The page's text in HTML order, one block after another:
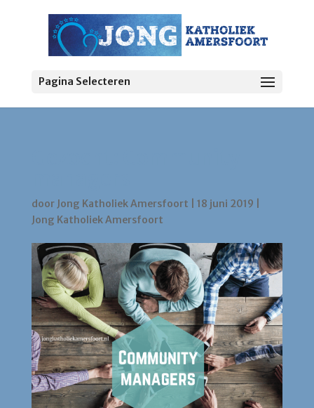
Pagina Selecteren
door Jong Katholiek Amersfoort 18 juni 2019
Jong Katholiek Amersfoort